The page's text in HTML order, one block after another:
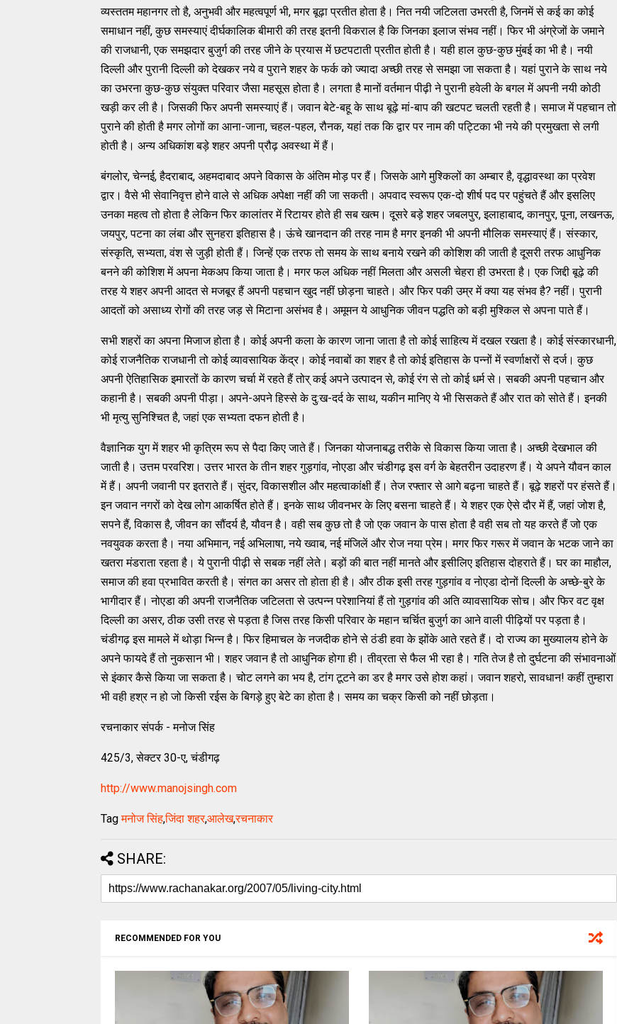
व्यस्ततम महानगर तो है, अनुभवी और महत्वपूर्ण भी, मगर बूढ़ा प्रतीत होता है। नित नयी जटिलता उभरती है, जिनमें से कई का कोई
समाधान नहीं, कुछ समस्याएं दीर्घकालिक बीमारी की तरह इतनी विकराल है कि जिनका इलाज संभव नहीं। फिर भी अंग्रेजों के जमाने
की राजधानी, एक समझदार बुजुर्ग की तरह जीने के प्रयास में छटपटाती प्रतीत होती है। यही हाल कुछ-कुछ मुंबई का भी है। नयी
दिल्ली और पुरानी दिल्ली को देखकर नये व पुराने शहर के फर्क को ज्यादा अच्छी तरह से समझा जा सकता है। यहां पुराने के साथ नये
का उभरना कुछ-कुछ संयुक्त परिवार जैसा महसूस होता है। लगता है मानों वर्तमान पीढ़ी ने पुरानी हवेली के बगल में अपनी नयी कोठी
खड़ी कर ली है। जिसकी फिर अपनी समस्याएं हैं। जवान बेटे-बहू के साथ बूढ़े मां-बाप की खटपट चलती रहती है। समाज में पहचान तो
पुराने की होती है मगर लोगों का आना-जाना, चहल-पहल, रौनक, यहां तक कि द्वार पर नाम की पट्टिका भी नये की प्रमुखता से लगी
होती है। अन्य अधिकांश बड़े शहर अपनी प्रौढ़ अवस्था में हैं।
बंगलोर, चेन्नई, हैदराबाद, अहमदाबाद अपने विकास के अंतिम मोड़ पर हैं। जिसके आगे मुश्किलों का अम्बार है, वृद्धावस्था का प्रवेश
द्वार। वैसे भी सेवानिवृत्त होने वाले से अधिक अपेक्षा नहीं की जा सकती। अपवाद स्वरूप एक-दो शीर्ष पद पर पहुंचते हैं और इसलिए
उनका महत्व तो होता है लेकिन फिर कालांतर में रिटायर होते ही सब खत्म। दूसरे बड़े शहर जबलपुर, इलाहाबाद, कानपुर, पूना, लखनऊ,
जयपुर, पटना का लंबा और सुनहरा इतिहास है। ऊंचे खानदान की तरह नाम है मगर इनकी भी अपनी मौलिक समस्याएं हैं। संस्कार,
संस्कृति, सभ्यता, वंश से जुड़ी होती हैं। जिन्हें एक तरफ तो समय के साथ बनाये रखने की कोशिश की जाती है दूसरी तरफ आधुनिक
बनने की कोशिश में अपना मेकअप किया जाता है। मगर फल अधिक नहीं मिलता और असली चेहरा ही उभरता है। एक जिद्दी बूढ़े की
तरह ये शहर अपनी आदत से मजबूर हैं अपनी पहचान खुद नहीं छोड़ना चाहते। और फिर पकी उम्र में क्या यह संभव है? नहीं। पुरानी
आदतों को असाध्य रोगों की तरह जड़ से मिटाना असंभव है। अमूमन ये आधुनिक जीवन पद्धति को बड़ी मुश्किल से अपना पाते हैं।
सभी शहरों का अपना मिजाज होता है। कोई अपनी कला के कारण जाना जाता है तो कोई साहित्य में दखल रखता है। कोई संस्कारधानी,
कोई राजनैतिक राजधानी तो कोई व्यावसायिक केंद्र। कोई नवाबों का शहर है तो कोई इतिहास के पन्नों में स्वर्णाक्षरों से दर्ज। कुछ
अपनी ऐतिहासिक इमारतों के कारण चर्चा में रहते हैं तोर् कई अपने उत्पादन से, कोई रंग से तो कोई धर्म से। सबकी अपनी पहचान और
कहानी है। सबकी अपनी पीड़ा। अपने-अपने हिस्से के दु:ख-दर्द के साथ, यकीन मानिए ये भी सिसकते हैं और रात को सोते हैं। इनकी
भी मृत्यु सुनिश्चित है, जहां एक सभ्यता दफन होती है।
वैज्ञानिक युग में शहर भी कृत्रिम रूप से पैदा किए जाते हैं। जिनका योजनाबद्ध तरीके से विकास किया जाता है। अच्छी देखभाल की
जाती है। उत्तम परवरिश। उत्तर भारत के तीन शहर गुड़गांव, नोएडा और चंडीगढ़ इस वर्ग के बेहतरीन उदाहरण हैं। ये अपने यौवन काल
में हैं। अपनी जवानी पर इतराते हैं। सुंदर, विकासशील और महत्वाकांक्षी हैं। तेज रफ्तार से आगे बढ़ना चाहते हैं। बूढ़े शहरों पर हंसते हैं।
इन जवान नगरों को देख लोग आकर्षित होते हैं। इनके साथ जीवनभर के लिए बसना चाहते हैं। ये शहर एक ऐसे दौर में हैं, जहां जोश है,
सपने हैं, विकास है, जीवन का सौंदर्य है, यौवन है। वही सब कुछ तो है जो एक जवान के पास होता है वही सब तो यह करते हैं जो एक
नवयुवक करता है। नया अभिमान, नई अभिलाषा, नये ख्वाब, नई मंजिलें और रोज नया प्रेम। मगर फिर गरूर में जवान के भटक जाने का
खतरा मंडराता रहता है। ये पुरानी पीढ़ी से सबक नहीं लेते। बड़ों की बात नहीं मानते और इसीलिए इतिहास दोहराते हैं। घर का माहौल,
समाज की हवा प्रभावित करती है। संगत का असर तो होता ही है। और ठीक इसी तरह गुड़गांव व नोएडा दोनों दिल्ली के अच्छे-बुरे के
भागीदार हैं। नोएडा की अपनी राजनैतिक जटिलता से उत्पन्न परेशानियां हैं तो गुड़गांव की अति व्यावसायिक सोच। और फिर वट वृक्ष
दिल्ली का असर, ठीक उसी तरह से पड़ता है जिस तरह किसी परिवार के महान चर्चित बुजुर्ग का आने वाली पीढ़ियों पर पड़ता है।
चंडीगढ़ इस मामले में थोड़ा भिन्न है। फिर हिमाचल के नजदीक होने से ठंडी हवा के झोंके आते रहते हैं। दो राज्य का मुख्यालय होने के
अपने फायदे हैं तो नुकसान भी। शहर जवान है तो आधुनिक होगा ही। तीव्रता से फैल भी रहा है। गति तेज है तो दुर्घटना की संभावनाओं
से इंकार कैसे किया जा सकता है। चोट लगने का भय है, टांग टूटने का डर है मगर उसे होश कहां। जवान शहरो, सावधान! कहीं तुम्हारा
भी वही हश्र न हो जो किसी रईस के बिगड़े हुए बेटे का होता है। समय का चक्र किसी को नहीं छोड़ता।
रचनाकार संपर्क - मनोज सिंह
425/3, सेक्टर 30-ए, चंडीगढ़
http://www.manojsingh.com
Tagमनोज सिंह,जिंदा शहर,आलेख,रचनाकार
SHARE:
RECOMMENDED FOR YOU